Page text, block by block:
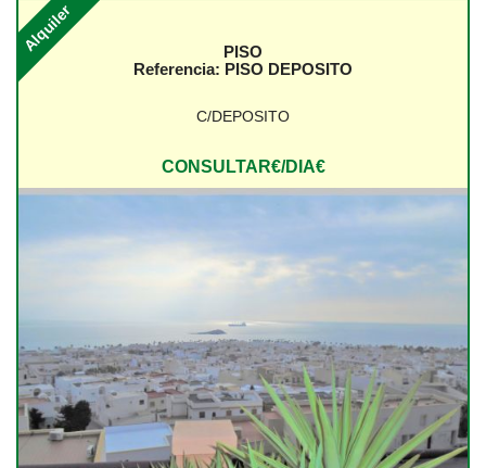
PISO
Referencia: PISO DEPOSITO
C/DEPOSITO
Alquiler
CONSULTAR€/DIA€